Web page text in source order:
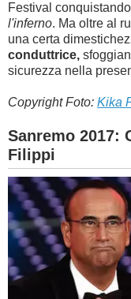
Festival
l'inferno. Ma oltre al
una certa
conduttrice,
sicurezza nella
Copyright Foto: Kika
Sanremo 2017:
Filippi